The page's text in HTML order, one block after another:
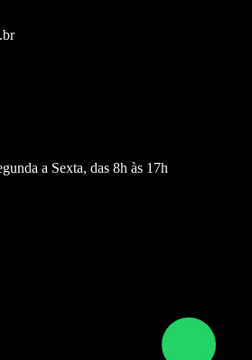
a Sexta, das 8h às 17h